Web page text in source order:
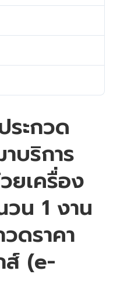
ระกวด
าบริการ
ยเครื่อง
วน 1 งาน
ดราคา
ส์ (e-